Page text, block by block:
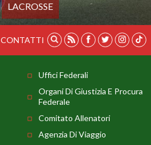
LACROSSE
CONTATTI
Uffici Federali
Organi Di Giustizia E Procura
Federale
Comitato Allenatori
Agenzia Di Viaggio